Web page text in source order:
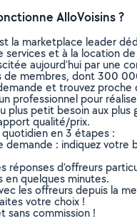
AlloVoisins ?
la marketplace leader
services et à la location
aujourd’hui par une
de membres, dont 300
et trouvez proche
professionnel pour
plus petit besoin aux plus
qualité/prix.
en 3 étapes :
demande : indiquez votre
réponses d’offreurs
en quelques minutes.
les offreurs depuis la
votre choix !
sans commission !